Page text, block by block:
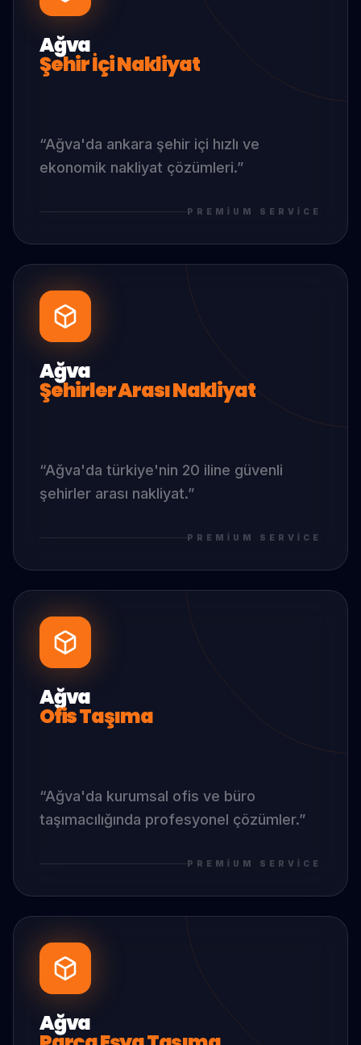
Ağva
Şehir İçi Nakliyat
“Ağva'da ankara şehir içi hızlı ve
ekonomik nakliyat çözümleri.”
PREMIUM SERVICE
Ağva
Şehirler Arası Nakliyat
“Ağva'da türkiye'nin 20 iline güvenli
şehirler arası nakliyat.”
PREMIUM SERVICE
Ağva
Ofis Taşıma
“Ağva'da kurumsal ofis ve büro
taşımacılığında profesyonel çözümler.”
PREMIUM SERVICE
Ağva